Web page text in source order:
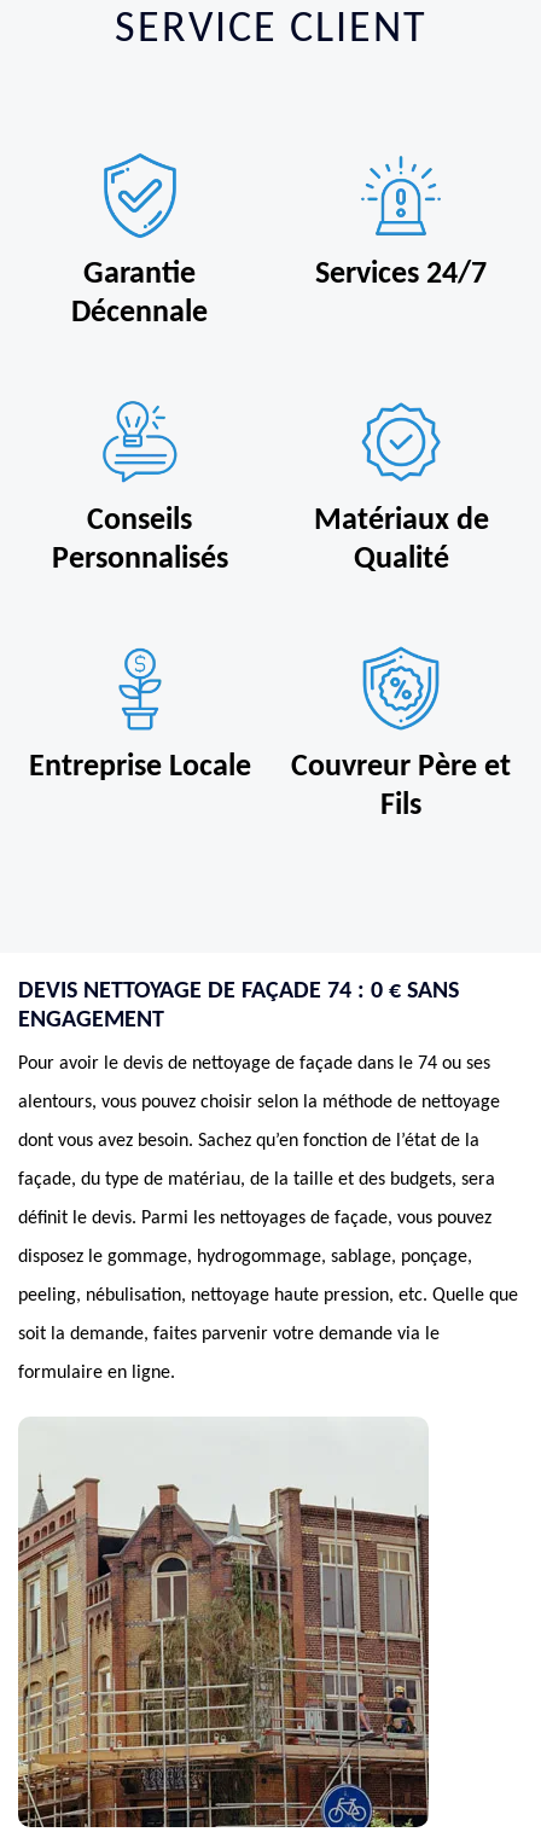
SERVICE CLIENT
Garantie
Décennale
Services 24/7
Conseils
Personnalisés
Matériaux de
Qualité
Entreprise Locale
Couvreur Père et
Fils
DEVIS NETTOYAGE DE FAÇADE 74 : 0 € SANS
ENGAGEMENT
Pour avoir le devis de nettoyage de façade dans le 74 ou ses
alentours, vous pouvez choisir selon la méthode de nettoyage
dont vous avez besoin. Sachez qu’en fonction de l’état de la
façade, du type de matériau, de la taille et des budgets, sera
définit le devis. Parmi les nettoyages de façade, vous pouvez
disposez le gommage, hydrogommage, sablage, ponçage,
peeling, nébulisation, nettoyage haute pression, etc. Quelle que
soit la demande, faites parvenir votre demande via le
formulaire en ligne.